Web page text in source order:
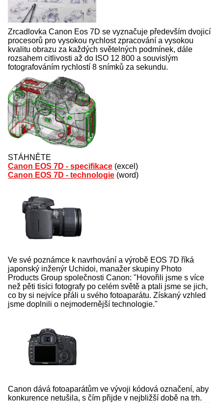
Zrcadlovka Canon Eos 7D se vyznačuje především dvojicí
procesorů pro vysokou rychlost zpracování a vysokou
kvalitu obrazu za každých světelných podmínek, dále
rozsahem citlivosti až do ISO 12 800 a souvislým
fotografováním rychlostí 8 snímků za sekundu.
STÁHNĚTE
Canon EOS 7D - specifikace (excel)
Canon EOS 7D - technologie (word)
Ve své poznámce k navrhování a výrobě EOS 7D říká
japonský inženýr Uchidoi, manažer skupiny Photo
Products Group společnosti Canon: "Hovořili jsme s více
než pěti tisíci fotografy po celém světě a ptali jsme se jich,
co by si nejvíce přáli u svého fotoaparátu. Získaný vzhled
jsme doplnili o nejmodernější technologie."
Canon dává fotoaparátům ve vývoji kódová označení, aby
konkurence netušila, s čím přijde v nejbližší době na trh.